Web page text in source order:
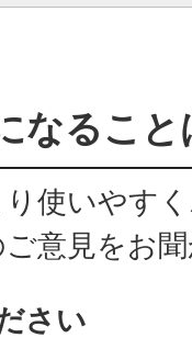
なるこ
使いやす
意見をお
さい